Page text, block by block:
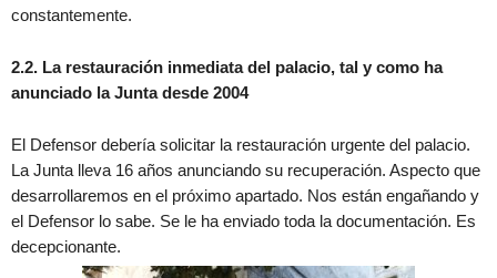
constantemente.
2.2. La restauración inmediata del palacio, tal y como ha
anunciado la Junta desde 2004
El Defensor debería solicitar la restauración urgente del palacio.
La Junta lleva 16 años anunciando su recuperación. Aspecto que
desarrollaremos en el próximo apartado. Nos están engañando y
el Defensor lo sabe. Se le ha enviado toda la documentación. Es
decepcionante.